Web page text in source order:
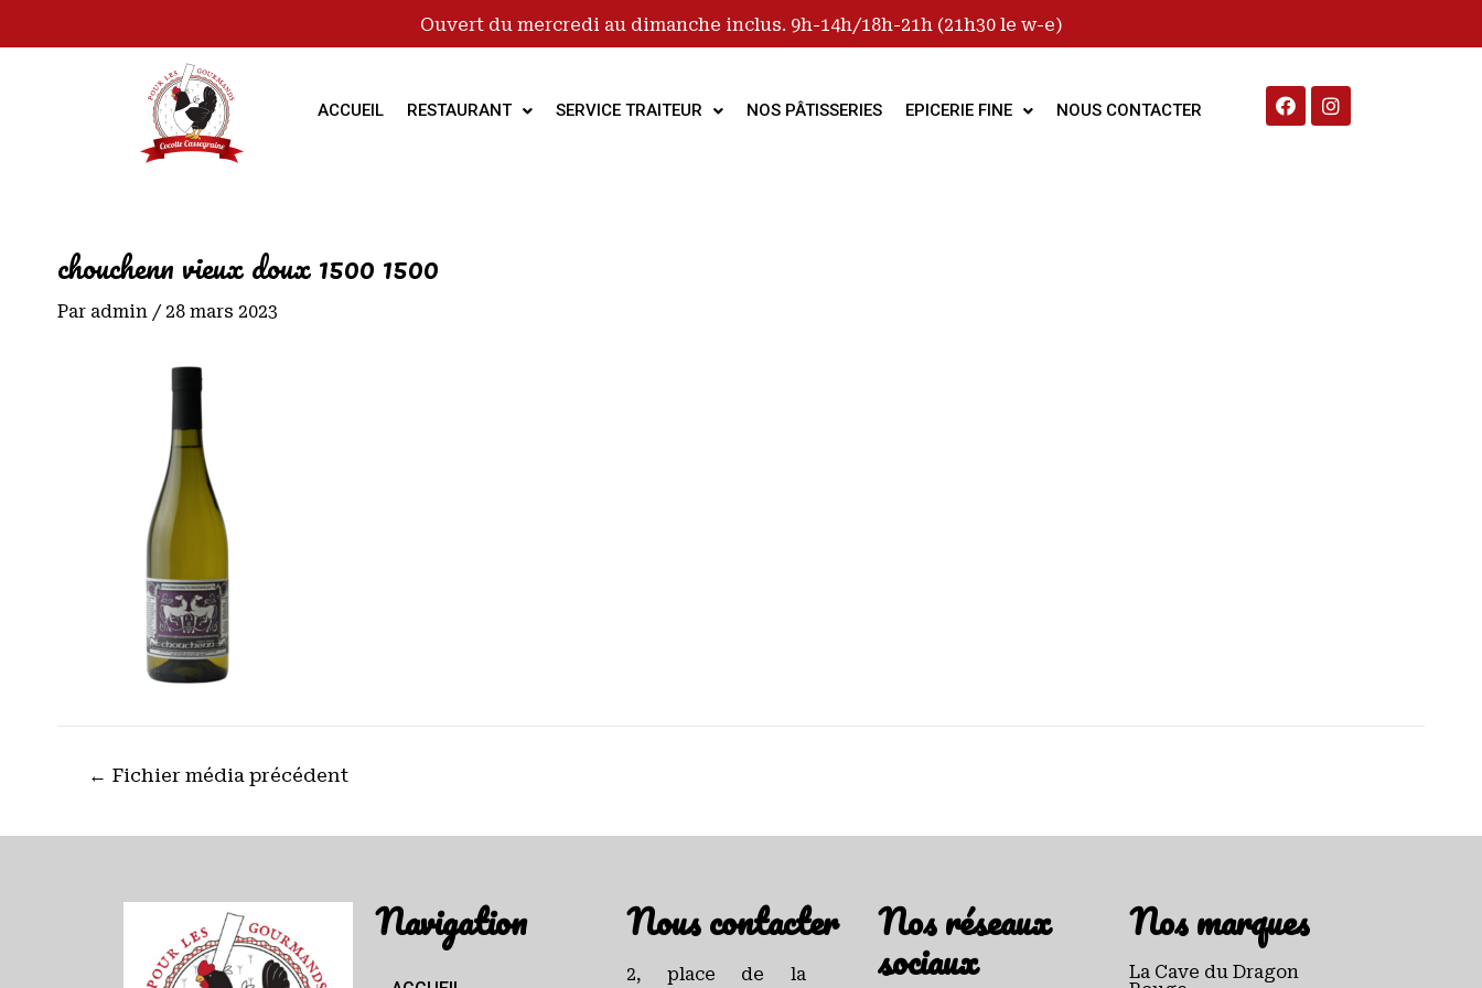
Ouvert du mercredi au dimanche inclus. 9h-14h/18h-21h (21h30 le w-e)
ACCUEIL RESTAURANT SERVICE TRAITEUR NOS PÂTISSERIES EPICERIE FINE NOUS CONTACTER
chouchenn vieux doux 1500 1500
Par admin / 28 mars 2023
← Fichier média précédent
Navigation Nous contacter
2, place de la
Nos réseaux
sociaux
Nos marques
La Cave du Dragon